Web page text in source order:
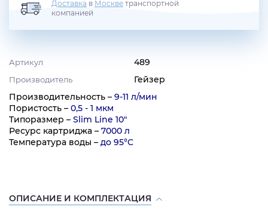
Артикул 489
Производитель
Гейзер
Производительность – 9-11 л/мин
Пористость – 0,5 - 1 мкм
Типоразмер – Slim Line 10"
Ресурс картриджа – 7000 л
Температура воды – до 95°C
Доставка в Москве транспортной
компанией
ОПИСАНИЕ И КОМПЛЕКТАЦИЯ